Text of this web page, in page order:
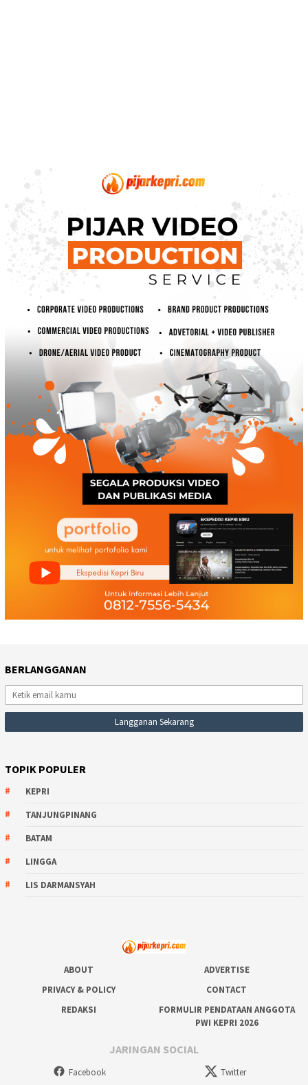
BERLANGGANAN
TOPIK POPULER
KEPRI
TANJUNGPINANG
BATAM
LINGGA
LIS DARMANSYAH
ABOUT
ADVERTISE
PRIVACY & POLICY
CONTACT
REDAKSI
FORMULIR PENDATAAN ANGGOTA
PWI KEPRI 2026
JARINGAN SOCIAL
Facebook Twitter